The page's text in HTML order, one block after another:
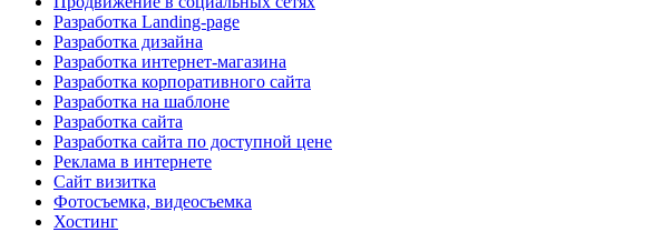
Разработка Landing-page
Разработка дизайна
Разработка интернет-магазина
Разработка корпоративного сайта
Разработка на шаблоне
Разработка сайта
Разработка сайта по доступной цене
Реклама в интернете
Сайт визитка
Фотосъемка, видеосъемка
Хостинг